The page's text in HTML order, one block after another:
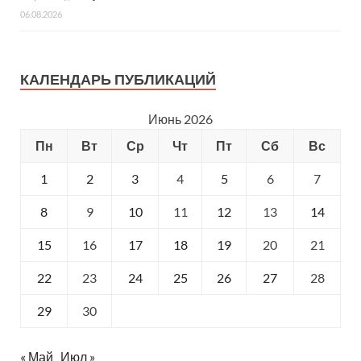
06.08.2026
КАЛЕНДАРЬ ПУБЛИКАЦИЙ
Июнь 2026
Пн
Вт Ср Чт Пт Сб Вс
1 2 3 4 5 6 7
8 9 10 11 12 13 14
15 16 17 18 19 20 21
22 23 24 25 26 27 28
29 30
« Май Июл »